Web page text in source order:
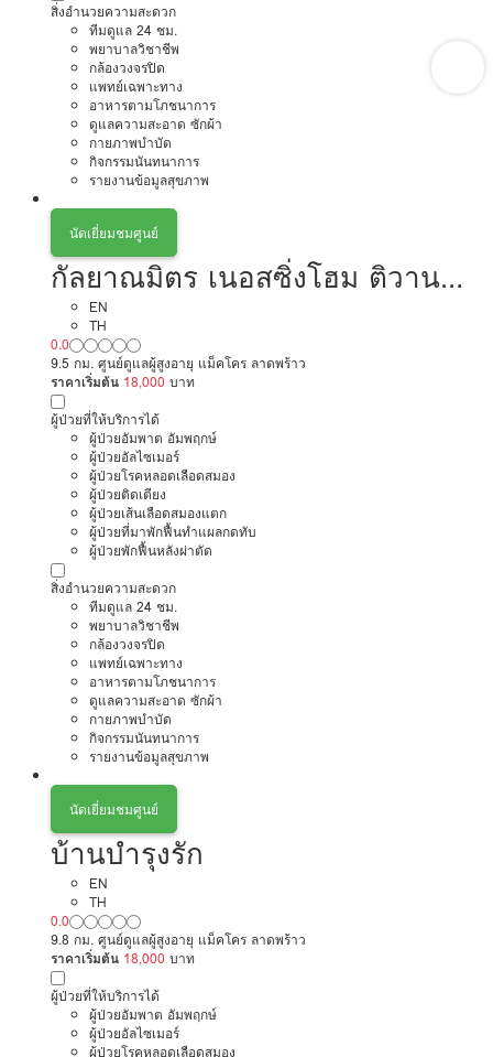
สิ่งอำนวยความสะดวก
ทีมดูแล 24 ชม.
พยาบาลวิชาชีพ
กล้องวงจรปิด
แพทย์เฉพาะทาง
อาหารตามโภชนาการ
ดูแลความสะอาด ซักผ้า
กายภาพบำบัด
กิจกรรมนันทนาการ
รายงานข้อมูลสุขภาพ
นัดเยี่ยมชมศูนย์
กัลยาณมิตร เนอสซิ่งโฮม ติวานนท์
นนทบุรี
EN
TH
0.0
9.5 กม. ศูนย์ดูแลผู้สูงอายุ แม็คโคร ลาดพร้าว
ราคาเริ่มต้น 18,000 บาท
ผู้ป่วยที่ให้บริการได้
ผู้ป่วยอัมพาต อัมพฤกษ์
ผู้ป่วยอัลไซเมอร์
ผู้ป่วยโรคหลอดเลือดสมอง
ผู้ป่วยติดเตียง
ผู้ป่วยเส้นเลือดสมองแตก
ผู้ป่วยที่มาพักฟื้นทำแผลกดทับ
ผู้ป่วยพักฟื้นหลังผ่าตัด
สิ่งอำนวยความสะดวก
ทีมดูแล 24 ชม.
พยาบาลวิชาชีพ
กล้องวงจรปิด
แพทย์เฉพาะทาง
อาหารตามโภชนาการ
ดูแลความสะอาด ซักผ้า
กายภาพบำบัด
กิจกรรมนันทนาการ
รายงานข้อมูลสุขภาพ
นัดเยี่ยมชมศูนย์
บ้านบำรุงรัก
EN
TH
0.0
9.8 กม. ศูนย์ดูแลผู้สูงอายุ แม็คโคร ลาดพร้าว
ราคาเริ่มต้น 18,000 บาท
ผู้ป่วยที่ให้บริการได้
ผู้ป่วยอัมพาต อัมพฤกษ์
ผู้ป่วยอัลไซเมอร์
ผู้ป่วยโรคหลอดเลือดสมอง